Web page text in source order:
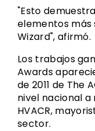
"Esto
elementos más
Wizard", afirmó.
Los trabajos
Awards
de 2011 de The
nivel nacional
HVACR,
sector.